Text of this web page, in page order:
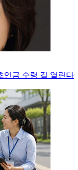
연금 수령 길 열린다